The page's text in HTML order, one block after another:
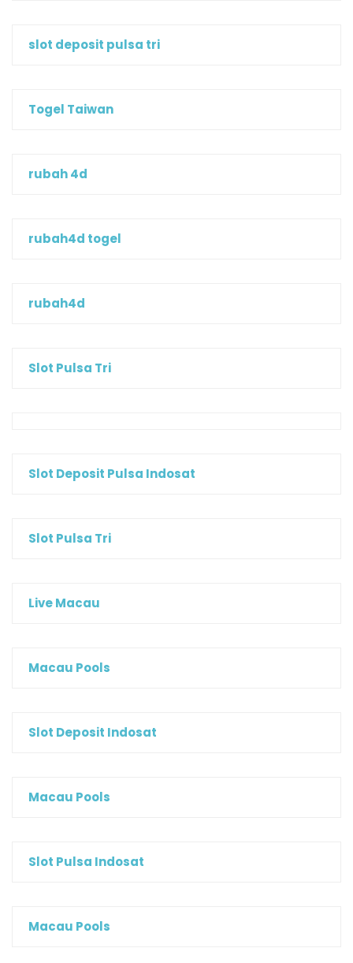
slot deposit pulsa tri
Togel Taiwan
rubah 4d
rubah4d togel
rubah4d
Slot Pulsa Tri
Slot Deposit Pulsa Indosat
Slot Pulsa Tri
Live Macau
Macau Pools
Slot Deposit Indosat
Macau Pools
Slot Pulsa Indosat
Macau Pools